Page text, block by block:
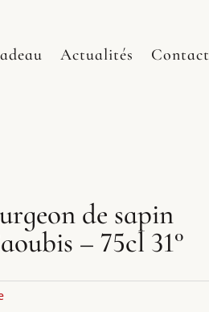
Actualités
Contact
de sapin
– 75cl 31°